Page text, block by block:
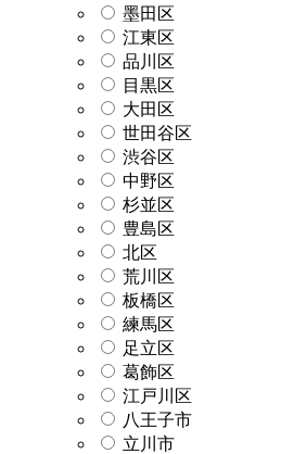
墨田区
江東区
品川区
目黒区
大田区
世田谷区
渋谷区
中野区
杉並区
豊島区
北区
荒川区
板橋区
練馬区
足立区
葛飾区
江戸川区
八王子市
立川市